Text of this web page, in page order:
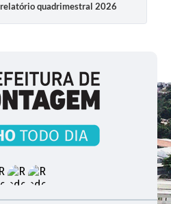
relatório quadrimestral 2026